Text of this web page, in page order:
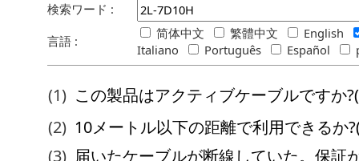
検索ワード :
言語 :
简体中文 繁體中文
English
Italiano
Português Español